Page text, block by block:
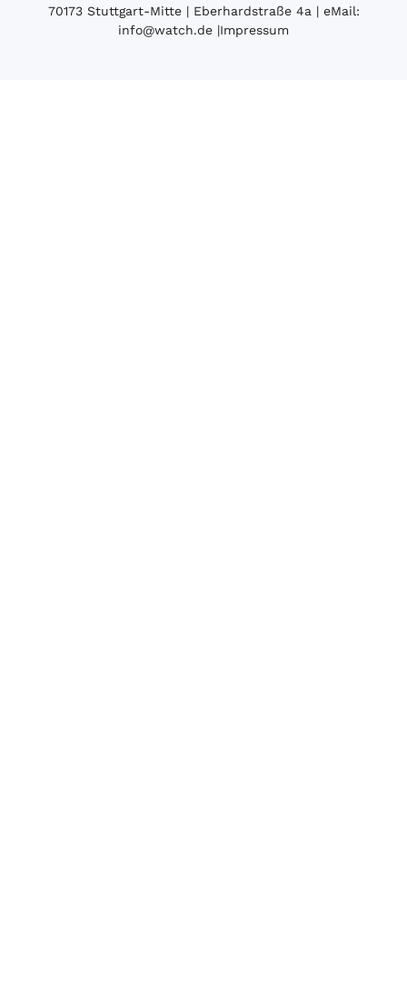
70173 Stuttgart-Mitte | Eberhardstraße 4a | eMail:
info@watch.de |Impressum